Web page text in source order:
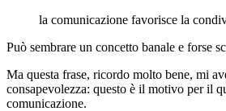
la comunicazione favorisce la
Può sembrare un concetto banale e forse
Ma questa frase, ricordo molto bene, mi
consapevolezza: questo è il motivo per il
comunicazione.